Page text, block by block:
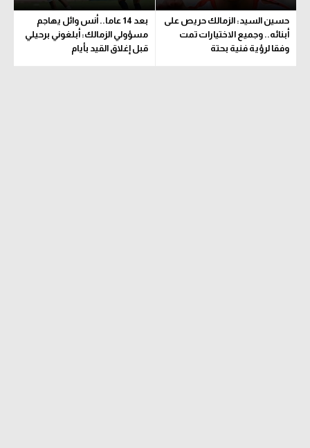
حسين السيد: الزمالك حريص على
أبنائه.. وجميع الاختيارات تمت
وفقا لرؤية فنية بحتة
بعد 14 عاما.. أنس وائل يهاجم
مسؤولي الزمالك: أبلغوني برحيلي
قبل إغلاق القيد بأيام